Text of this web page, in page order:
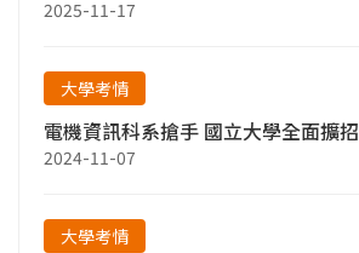
2025-11-17
大學考情
電機資訊科系搶手 國立大學全面擴招
2024-11-07
大學考情